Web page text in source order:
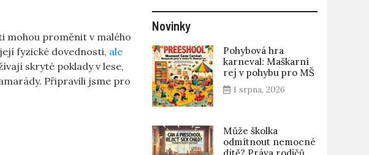
mohou proměnit v malého
fyzické dovednosti, ale
skryté poklady v lese,
Připravili jsme pro
Novinky
Pohybová hra
karneval: Maškarní
rej v pohybu pro MŠ
1 srpna, 2026
Může školka
odmítnout nemocné